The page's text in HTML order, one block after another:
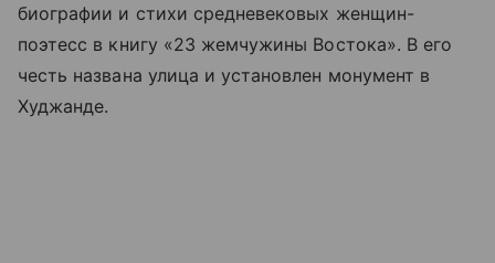
биографии и стихи средневековых женщин-
поэтесс в книгу «23 жемчужины Востока». В его
честь названа улица и установлен монумент в
Худжанде.